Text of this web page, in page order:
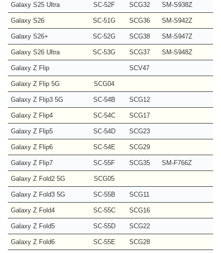
Galaxy S25 Ultra SC-52F SCG32 SM-S938Z
Galaxy S26 SC-51G SCG36 SM-S942Z
Galaxy S26+ SC-52G SCG38 SM-S947Z
Galaxy S26 Ultra SC-53G SCG37 SM-S948Z
Galaxy Z Flip SCV47
Galaxy Z Flip 5G SCG04
Galaxy Z Flip3 5G SC-54B SCG12
Galaxy Z Flip4 SC-54C SCG17
Galaxy Z Flip5 SC-54D SCG23
Galaxy Z Flip6 SC-54E SCG29
Galaxy Z Flip7 SC-55F SCG35 SM-F766Z
Galaxy Z Fold2 5G SCG05
Galaxy Z Fold3 5G SC-55B SCG11
Galaxy Z Fold4 SC-55C SCG16
Galaxy Z Fold5 SC-55D SCG22
Galaxy Z Fold6 SC-55E SCG28